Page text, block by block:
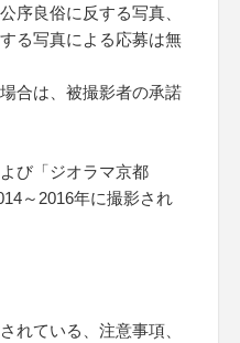
序良俗に反する写真、
る写真による応募は無
合は、被撮影者の承諾
び「ジオラマ京都
～2016年に撮影され
れている、注意事項、